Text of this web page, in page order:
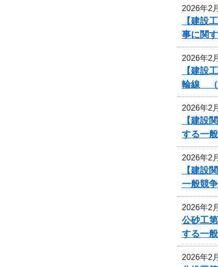
2026年2
【建設
事に関
2026年2
【建設
輪線 （
2026年2
【建設
する一
2026年2
【建設
一般競
2026年2
公砂工
する一
2026年2